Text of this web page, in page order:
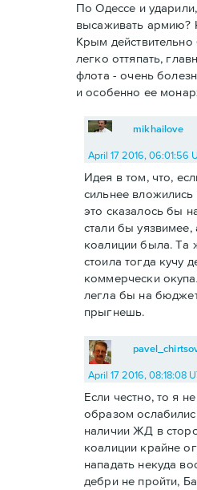
По Одессе и
высаживать армию?
Крым
легко оттяпать,
флота - очень
и особенно ее
mikhailove
April 17 2016, 06:01:56
Идея в том, что,
сильнее
это сказалось бы
стали бы
коалиции была. Та
стоила тогда кучу
коммерчески
легла бы на
прыгнешь.
April 17 2016, 08:18:08
Если честно, то я
образом
наличии ЖД в
коалиции крайне
нападать некуда
дебри не пройти,